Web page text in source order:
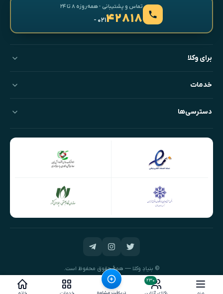
۲۳۰
تماس و پشتیبانی · همه‌روزه ۸ تا ۲۴
۴۲۸۱۸- ۰۲۱
برای وکلا
خدمات
دسترسی‌ها
© بنیادِ وکلا — همهٔ حقوق محفوظ است.
طراحی و توسعه:نیک‌داده‌پرداز